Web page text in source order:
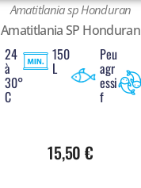
Amatitlania sp Honduran
Amatitlania SP Honduran
24
à
30°
C
150
L
Peu
agr
essi
f
15,50 €